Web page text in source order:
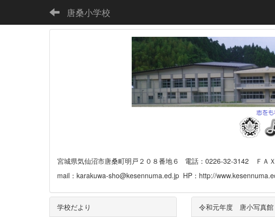
唐桑小学校
宮城県気仙沼市唐桑町明戸２０８番地６ 電話：0226-32-3142 ＦＡ
mail：karakuwa-sho@kesennuma.ed.jp HP：http://
令和元年度 唐小写真館
学校だより